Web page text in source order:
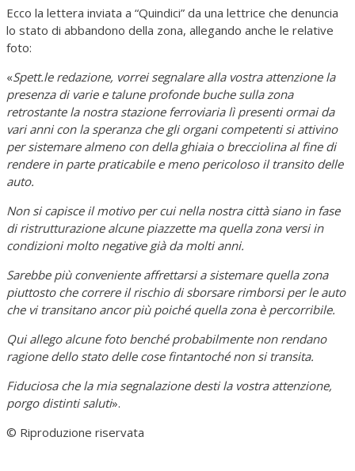
Ecco la lettera inviata a “Quindici” da una lettrice che denuncia
lo stato di abbandono della zona, allegando anche le relative
foto:
«Spett.le redazione, vorrei segnalare alla vostra attenzione la
presenza di varie e talune profonde buche sulla zona
retrostante la nostra stazione ferroviaria lì presenti ormai da
vari anni con la speranza che gli organi competenti si attivino
per sistemare almeno con della ghiaia o brecciolina al fine di
rendere in parte praticabile e meno pericoloso il transito delle
auto.
Non si capisce il motivo per cui nella nostra città siano in fase
di ristrutturazione alcune piazzette ma quella zona versi in
condizioni molto negative già da molti anni.
Sarebbe più conveniente affrettarsi a sistemare quella zona
piuttosto che correre il rischio di sborsare rimborsi per le auto
che vi transitano ancor più poiché quella zona è percorribile.
Qui allego alcune foto benché probabilmente non rendano
ragione dello stato delle cose fintantoché non si transita.
Fiduciosa che la mia segnalazione desti la vostra attenzione,
porgo distinti saluti».
© Riproduzione riservata